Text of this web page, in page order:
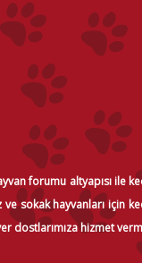
forumu altyapısı
sokak hayvanları için
dostlarımıza hizmet